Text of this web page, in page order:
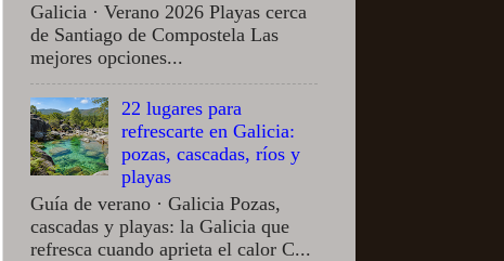
Galicia · Verano 2026 Playas cerca
de Santiago de Compostela Las
mejores opciones...
22 lugares para
refrescarte en Galicia:
pozas, cascadas, ríos y
playas
Guía de verano · Galicia Pozas,
cascadas y playas: la Galicia que
refresca cuando aprieta el calor C...